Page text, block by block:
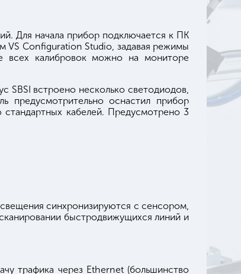
Для начала прибор подключается к ПК
VS Configuration Studio, задавая режимы
всех калибровок можно на мониторе
SBSI встроено несколько светодиодов,
предусмотрительно оснастил прибор
кабелей. Предусмотрено 3
синхронизируются с сенсором,
быстродвижущихся линий и
трафика через Ethernet (большинство